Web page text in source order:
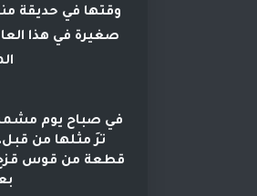
وقتها في حديقة
صغيرة في هذا
في صباح يوم
ترَ مثلها من قبل.
قطعة من قوس قزح